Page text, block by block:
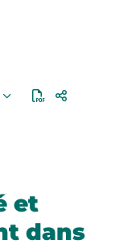
et
dans